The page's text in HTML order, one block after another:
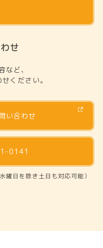
せ
など、
ください。
い合わせ
0141
日を除き土日も対応可能）